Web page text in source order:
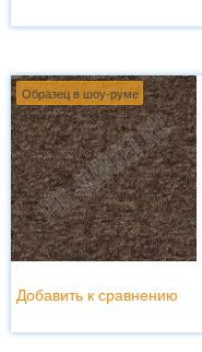
Образец в шоу-руме
Добавить к сравнению